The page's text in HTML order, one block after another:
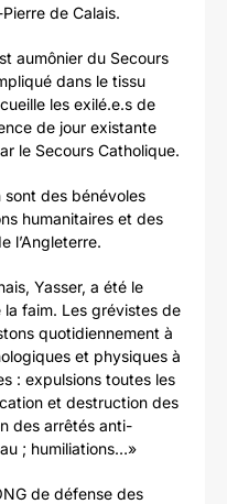
de Calais.
aumônier du Secours
dans le tissu
les exilé.e.s de
de jour existante
le Secours Catholique.
des bénévoles
humanitaires et des
l’Angleterre.
Yasser, a été le
faim. Les grévistes de
quotidiennement à
et physiques à
: expulsions toutes les
et destruction des
des arrêtés anti-
; humiliations…»
de défense des